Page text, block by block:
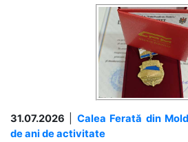
31.07.2026
Calea Ferată din
de ani de activitate